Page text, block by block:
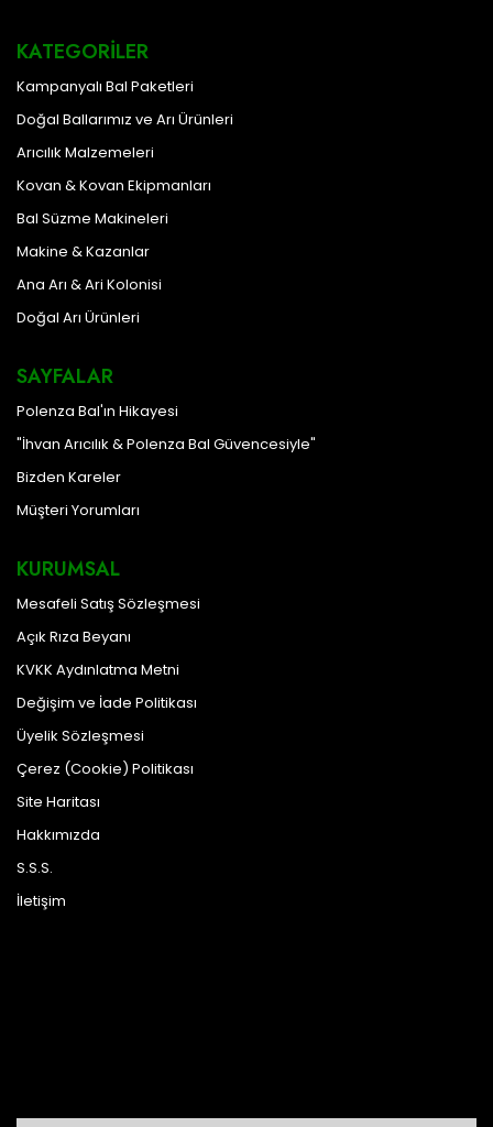
KATEGORILER
Kampanyalı Bal Paketleri
Doğal Ballarımız ve Arı Ürünleri
Arıcılık Malzemeleri
Kovan & Kovan Ekipmanları
Bal Süzme Makineleri
Makine & Kazanlar
Ana Arı & Ari Kolonisi
Doğal Arı Ürünleri
SAYFALAR
Polenza Bal'ın Hikayesi
"İhvan Arıcılık & Polenza Bal Güvencesiyle"
Bizden Kareler
Müşteri Yorumları
KURUMSAL
Mesafeli Satış Sözleşmesi
Açık Rıza Beyanı
KVKK Aydınlatma Metni
Değişim ve İade Politikası
Üyelik Sözleşmesi
Çerez (Cookie) Politikası
Site Haritası
Hakkımızda
S.S.S.
İletişim